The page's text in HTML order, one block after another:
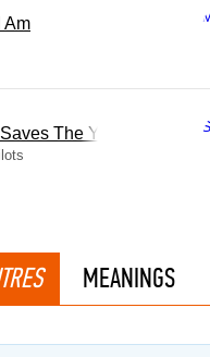
Am
The Year
MEANINGS